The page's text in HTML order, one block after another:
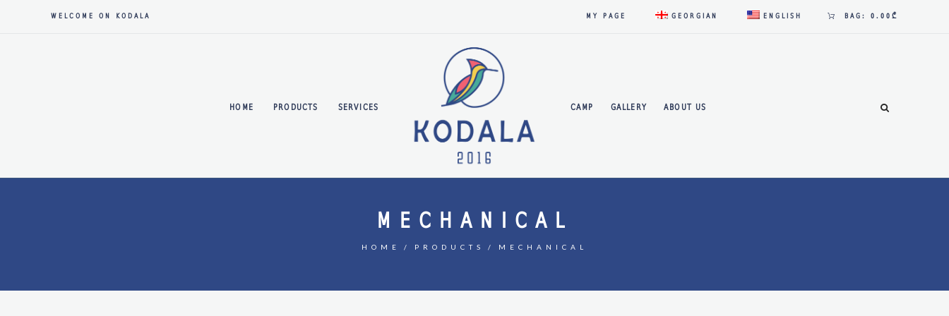
WELCOME ON KODALA MY PAGE GEORGIAN ENGLISH BAG: 0.00₾
HOME PRODUCTS SERVICES CAMP GALLERY ABOUT US
MECHANICAL
HOME PRODUCTS MECHANICAL